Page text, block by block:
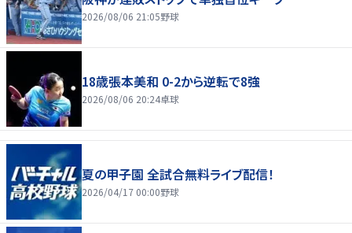
2026/08/06 21:05野球
18歳張本美和 0-2から逆転で8強
2026/08/06 20:24卓球
夏の甲子園 全試合無料ライブ配信！
2026/04/17 00:00野球